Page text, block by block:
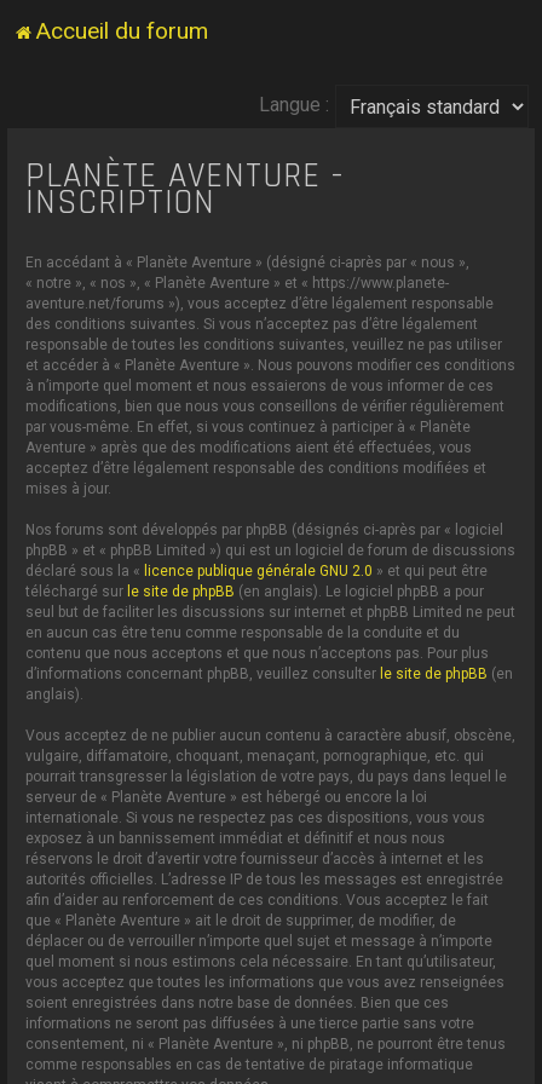
Accueil du forum
Langue :
PLANÈTE AVENTURE -
INSCRIPTION
En accédant à « Planète Aventure » (désigné ci-après par « nous »,
« notre », « nos », « Planète Aventure » et « https://www.planete-
aventure.net/forums »), vous acceptez d’être légalement responsable
des conditions suivantes. Si vous n’acceptez pas d’être légalement
responsable de toutes les conditions suivantes, veuillez ne pas utiliser
et accéder à « Planète Aventure ». Nous pouvons modifier ces conditions
à n’importe quel moment et nous essaierons de vous informer de ces
modifications, bien que nous vous conseillons de vérifier régulièrement
par vous-même. En effet, si vous continuez à participer à « Planète
Aventure » après que des modifications aient été effectuées, vous
acceptez d’être légalement responsable des conditions modifiées et
mises à jour.
Nos forums sont développés par phpBB (désignés ci-après par « logiciel
phpBB » et « phpBB Limited ») qui est un logiciel de forum de discussions
déclaré sous la « licence publique générale GNU 2.0 » et qui peut être
téléchargé sur le site de phpBB (en anglais). Le logiciel phpBB a pour
seul but de faciliter les discussions sur internet et phpBB Limited ne peut
en aucun cas être tenu comme responsable de la conduite et du
contenu que nous acceptons et que nous n’acceptons pas. Pour plus
d’informations concernant phpBB, veuillez consulter le site de phpBB (en
anglais).
Vous acceptez de ne publier aucun contenu à caractère abusif, obscène,
vulgaire, diffamatoire, choquant, menaçant, pornographique, etc. qui
pourrait transgresser la législation de votre pays, du pays dans lequel le
serveur de « Planète Aventure » est hébergé ou encore la loi
internationale. Si vous ne respectez pas ces dispositions, vous vous
exposez à un bannissement immédiat et définitif et nous nous
réservons le droit d’avertir votre fournisseur d’accès à internet et les
autorités officielles. L’adresse IP de tous les messages est enregistrée
afin d’aider au renforcement de ces conditions. Vous acceptez le fait
que « Planète Aventure » ait le droit de supprimer, de modifier, de
déplacer ou de verrouiller n’importe quel sujet et message à n’importe
quel moment si nous estimons cela nécessaire. En tant qu’utilisateur,
vous acceptez que toutes les informations que vous avez renseignées
soient enregistrées dans notre base de données. Bien que ces
informations ne seront pas diffusées à une tierce partie sans votre
consentement, ni « Planète Aventure », ni phpBB, ne pourront être tenus
comme responsables en cas de tentative de piratage informatique